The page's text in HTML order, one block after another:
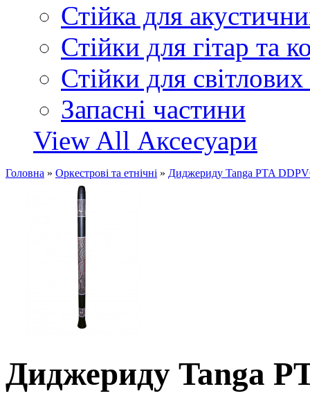
Стійка для
Стійки для гітар та
Стійки для
Запасні частини
View All Аксесуари
Головна » Оркестрові та етнічні » Диджериду Tanga PTA
Диджериду Tanga